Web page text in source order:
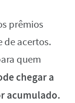
prêmios
acertos.
quem
chegar a
acumulado.